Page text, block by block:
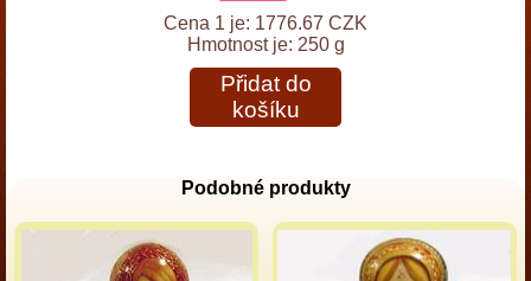
Cena 1 je: 1776.67 CZK
Hmotnost je: 250 g
Přidat do
košíku
Podobné produkty